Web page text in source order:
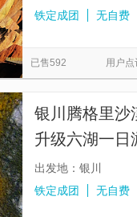
福建土楼(南靖)云水谣
间厅
漓江三星游船 圆明园
场
铁定成团
无自费
已售592 用户点
银川腾格里沙
升级六湖一
人机航拍✦六
出发地：银川
铁定成团
无自费